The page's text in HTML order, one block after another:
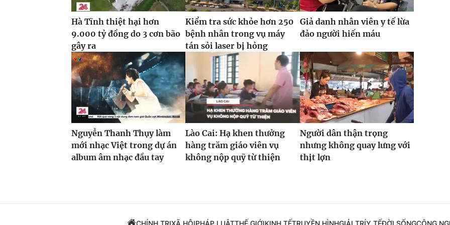
Hà Tĩnh thiệt hại hơn
9.000 tỷ đồng do 3 cơn bão
gây ra
Kiểm tra sức khỏe hơn 250
bệnh nhân trong vụ máy
tán sỏi laser bị hỏng
Giả danh nhân viên y tế lừa
đảo người hiến máu
Nguyễn Thanh Thụy làm
mới nhạc Việt trong dự án
album âm nhạc đầu tay
Lào Cai: Hạ khen thưởng
hàng trăm giáo viên vụ
không nộp quỹ từ thiện
Người dân thận trọng
nhưng không quay lưng với
thịt lợn